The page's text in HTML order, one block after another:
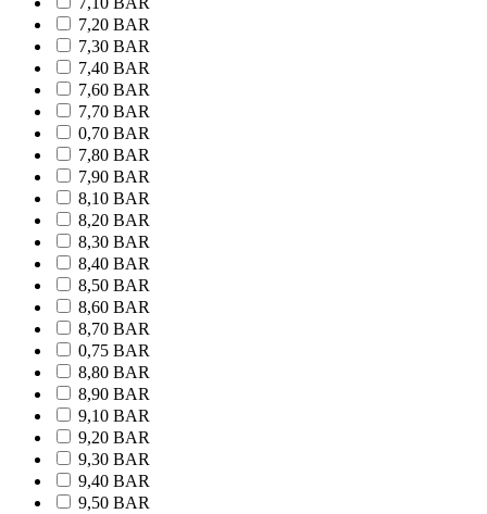
7,20 BAR
7,30 BAR
7,40 BAR
7,60 BAR
7,70 BAR
0,70 BAR
7,80 BAR
7,90 BAR
8,10 BAR
8,20 BAR
8,30 BAR
8,40 BAR
8,50 BAR
8,60 BAR
8,70 BAR
0,75 BAR
8,80 BAR
8,90 BAR
9,10 BAR
9,20 BAR
9,30 BAR
9,40 BAR
9,50 BAR